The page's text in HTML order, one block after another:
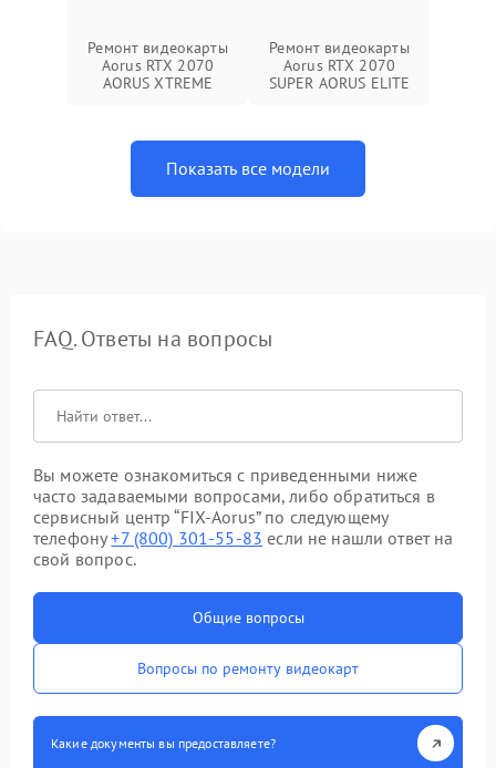
Ремонт видеокарты
Aorus RTX 2070
AORUS XTREME
Ремонт видеокарты
Aorus RTX 2070
SUPER AORUS ELITE
Показать все модели
FAQ. Ответы на вопросы
Вы можете ознакомиться с приведенными ниже
часто задаваемыми вопросами, либо обратиться в
сервисный центр “FIX-Aorus” по следующему
телефону+7 (800) 301-55-83 если не нашли ответ на
свой вопрос.
Общие вопросы
Вопросы по ремонту видеокарт
Какие документы вы предоставляете?